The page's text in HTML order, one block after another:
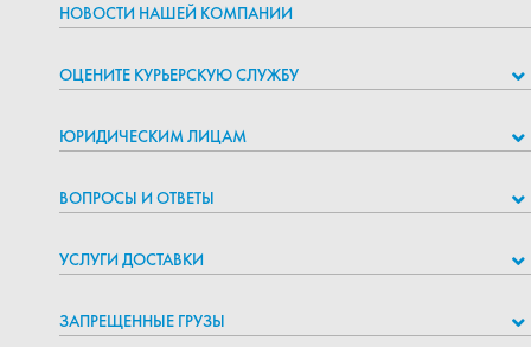
НОВОСТИ НАШЕЙ КОМПАНИИ
ОЦЕНИТЕ КУРЬЕРСКУЮ СЛУЖБУ
ЮРИДИЧЕСКИМ ЛИЦАМ
ВОПРОСЫ И ОТВЕТЫ
УСЛУГИ ДОСТАВКИ
ЗАПРЕЩЕННЫЕ ГРУЗЫ